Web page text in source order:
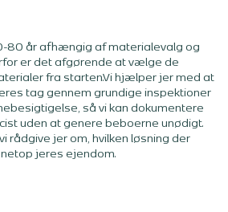
80 år afhængig af materialevalg og
er det afgørende at vælge de
fra starten.Vi hjælper jer med at
tag gennem grundige inspektioner
så vi kan dokumentere
uden at genere beboerne unødigt.
rådgive jer om, hvilken løsning der
jeres ejendom.